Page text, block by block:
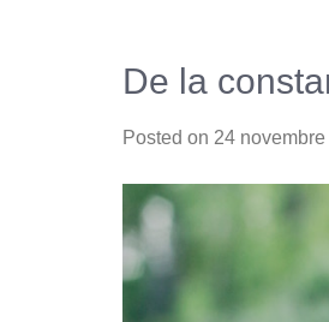
De la
Posted on 24